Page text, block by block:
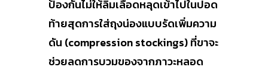
ป้องกันไม่ให้ลิ่มเลือดหลุดเข้าไปในปอด
ท้ายสุดการใส่ถุงน่องแบบรัดเพิ่มความ
ดัน (compression stockings) ที่ขาจะ
ช่วยลดการบวมของจากภาวะหลอด